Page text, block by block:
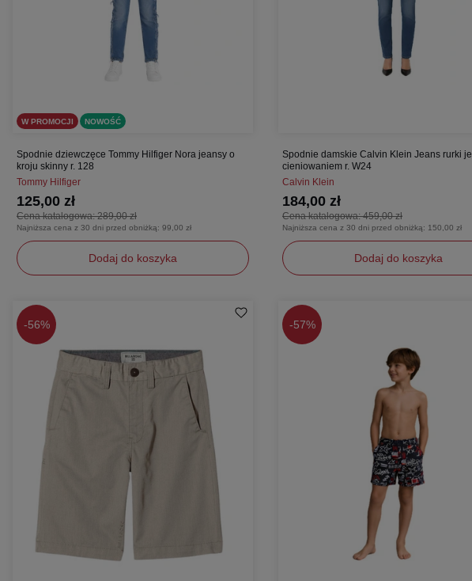
W PROMOCJI NOWOŚĆ
Spodnie dziewczęce Tommy Hilfiger Nora jeansy o
kroju skinny r. 128
Tommy Hilfiger
Cena katalogowa:289,00 zł
125,00 zł
Najniższa cena z 30 dni przed obniżką: 99,00 zł
Dodaj do koszyka
128
Spodnie damskie Calvin Klein Jeans rurki
cieniowaniem r. W24
Calvin Klein
Cena katalogowa:459,00 zł
184,00 zł
Najniższa cena z 30 dni przed obniżką: 150,00 zł
Dodaj do koszyka
W24
-56% -57%